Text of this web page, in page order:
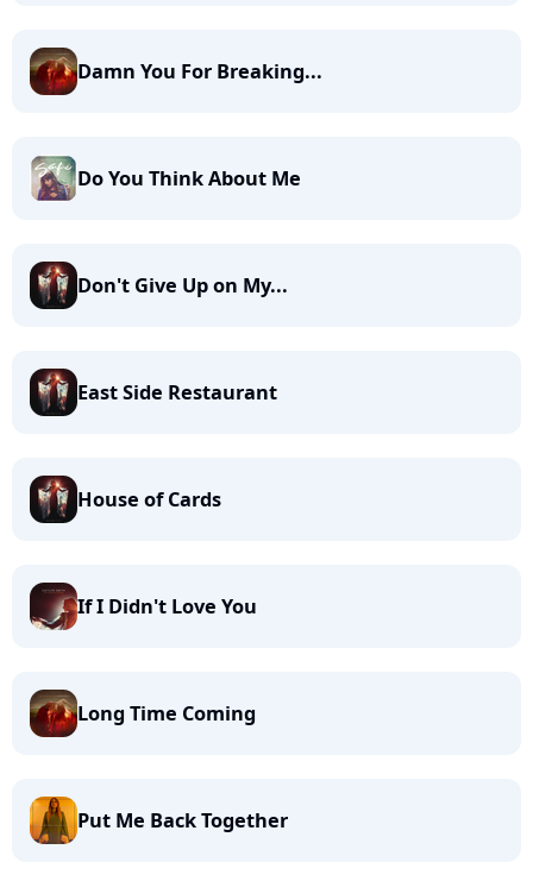
Damn You For Breaking...
Do You Think About Me
Don't Give Up on My...
East Side Restaurant
House of Cards
If I Didn't Love You
Long Time Coming
Put Me Back Together